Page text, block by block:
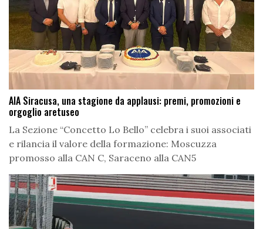
AIA Siracusa, una stagione da applausi: premi, promozioni e
orgoglio aretuseo
La Sezione “Concetto Lo Bello” celebra i suoi associati
e rilancia il valore della formazione: Moscuzza
promosso alla CAN C, Saraceno alla CAN5